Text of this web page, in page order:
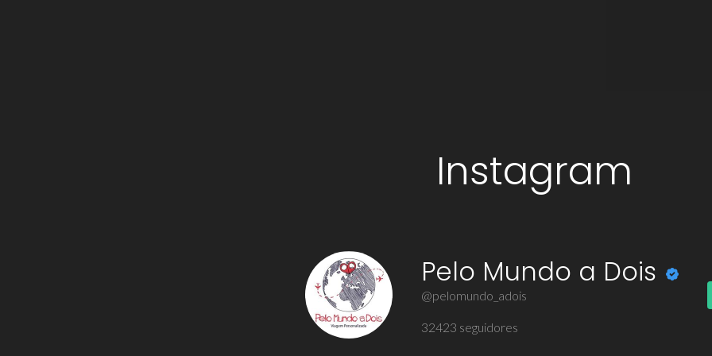
Instagram
Pelo Mundo a Dois
@pelomundo_adois
32423 seguidores